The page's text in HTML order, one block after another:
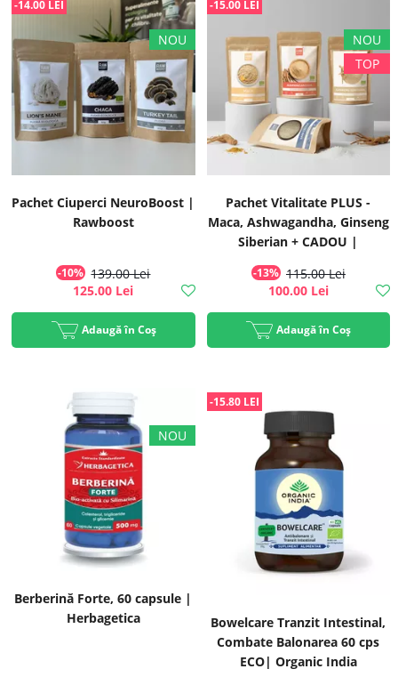
Pachet Ciuperci NeuroBoost |
Rawboost
-10% 139.00 Lei
-14.00 LEI
125.00 Lei
Adaugă în Coș
Pachet Vitalitate PLUS -
Maca, Ashwagandha, Ginseng
Siberian + CADOU |
-13% 115.00 Lei
-15.00 LEI
100.00 Lei
Adaugă în Coș
Berberină Forte, 60 capsule |
Herbagetica
Bowelcare Tranzit Intestinal,
Combate Balonarea 60 cps
ECO| Organic India
-15.80 LEI